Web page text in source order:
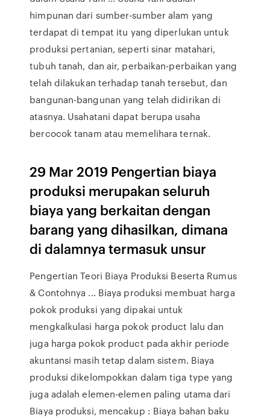
himpunan dari sumber-sumber alam yang
terdapat di tempat itu yang diperlukan untuk
produksi pertanian, seperti sinar matahari,
tubuh tanah, dan air, perbaikan-perbaikan yang
telah dilakukan terhadap tanah tersebut, dan
bangunan-bangunan yang telah didirikan di
atasnya. Usahatani dapat berupa usaha
bercocok tanam atau memelihara ternak.
29 Mar 2019 Pengertian biaya
produksi merupakan seluruh
biaya yang berkaitan dengan
barang yang dihasilkan, dimana
di dalamnya termasuk unsur
Pengertian Teori Biaya Produksi Beserta Rumus
& Contohnya ... Biaya produksi membuat harga
pokok produksi yang dipakai untuk
mengkalkulasi harga pokok product lalu dan
juga harga pokok product pada akhir periode
akuntansi masih tetap dalam sistem. Biaya
produksi dikelompokkan dalam tiga type yang
juga adalah elemen-elemen paling utama dari
Biaya produksi, mencakup : Biaya bahan baku